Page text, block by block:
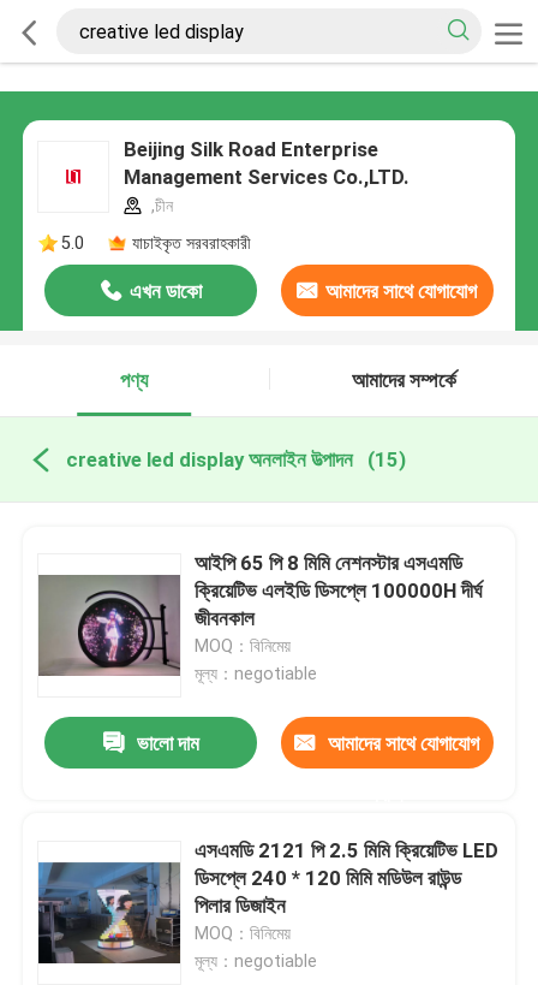
Beijing Silk Road Enterprise
Management Services Co.,LTD.
,চীন
5.0
যাচাইকৃত সরবরাহকারী
এখন ডাকো আমাদের সাথে যোগাযোগ
পণ্য
আমাদের সম্পর্কে
creative led display অনলাইন উত্পাদন (15)
আইপি 65 পি 8 মিমি নেশনস্টার এসএমডি
ক্রিয়েটিভ এলইডি ডিসপ্লে 100000H দীর্ঘ
জীবনকাল
MOQ：বিনিমেয়
মূল্য：negotiable
ভালো দাম আমাদের সাথে যোগাযোগ
এসএমডি 2121 পি 2.5 মিমি ক্রিয়েটিভ LED
ডিসপ্লে 240 * 120 মিমি মডিউল রাউন্ড
পিলার ডিজাইন
MOQ：বিনিমেয়
মূল্য：negotiable